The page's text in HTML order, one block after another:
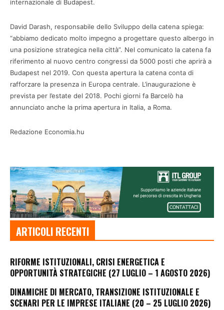
internazionale di Budapest.
David Darash, responsabile dello Sviluppo della catena spiega:
“abbiamo dedicato molto impegno a progettare questo albergo in
una posizione strategica nella città”. Nel comunicato la catena fa
riferimento al nuovo centro congressi da 5000 posti che aprirà a
Budapest nel 2019. Con questa apertura la catena conta di
rafforzare la presenza in Europa centrale. L’inaugurazione è
prevista per l’estate del 2018. Pochi giorni fa Barcelò ha
annunciato anche la prima apertura in Italia, a Roma.
Redazione Economia.hu
ARTICOLI RECENTI
RIFORME ISTITUZIONALI, CRISI ENERGETICA E
OPPORTUNITÀ STRATEGICHE (27 LUGLIO – 1 AGOSTO 2026)
DINAMICHE DI MERCATO, TRANSIZIONE ISTITUZIONALE E
SCENARI PER LE IMPRESE ITALIANE (20 – 25 LUGLIO 2026)